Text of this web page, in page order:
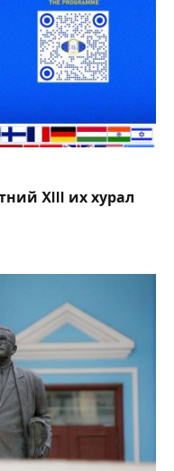
XIII их хурал